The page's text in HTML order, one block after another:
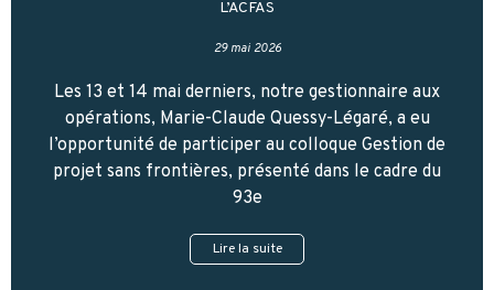
L’ACFAS
29 mai 2026
Les 13 et 14 mai derniers, notre gestionnaire aux
opérations, Marie-Claude Quessy-Légaré, a eu
l’opportunité de participer au colloque Gestion de
projet sans frontières, présenté dans le cadre du
93e
Lire la suite